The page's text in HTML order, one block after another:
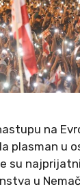
na
plasman u
su
u